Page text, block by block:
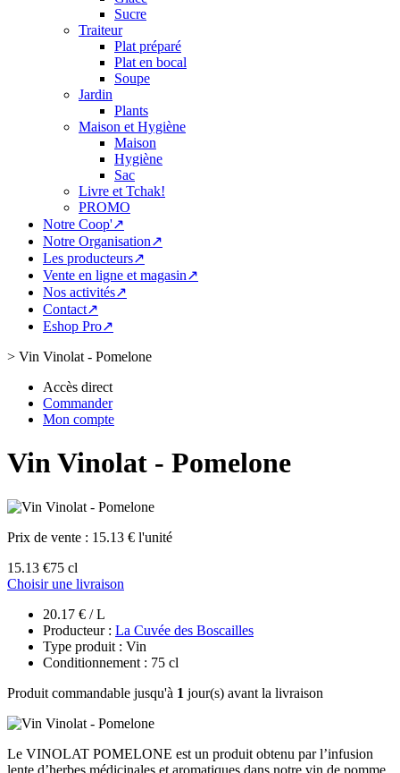
Sucre
Traiteur
Plat préparé
Plat en bocal
Soupe
Jardin
Plants
Maison et Hygiène
Maison
Hygiène
Sac
Livre et Tchak!
PROMO
Notre Coop'↗
Notre Organisation↗
Les producteurs↗
Vente en ligne et magasin↗
Nos activités↗
Contact↗
Eshop Pro↗
> Vin Vinolat - Pomelone
Accès direct
Commander
Mon compte
Vin Vinolat - Pomelone
Prix de vente : 15.13 € l'unité
15.13 €75 cl
Choisir une livraison
20.17 € / L
Producteur : La Cuvée des Boscailles
Type produit : Vin
Conditionnement : 75 cl
Produit commandable jusqu'à 1 jour(s) avant la livraison
Le VINOLAT POMELONE est un produit obtenu par l’infusion
lente d’herbes médicinales et aromatiques dans notre vin de pomme